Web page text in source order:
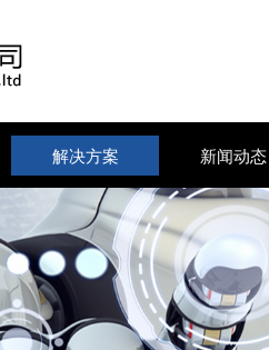
解决方案 新闻动态